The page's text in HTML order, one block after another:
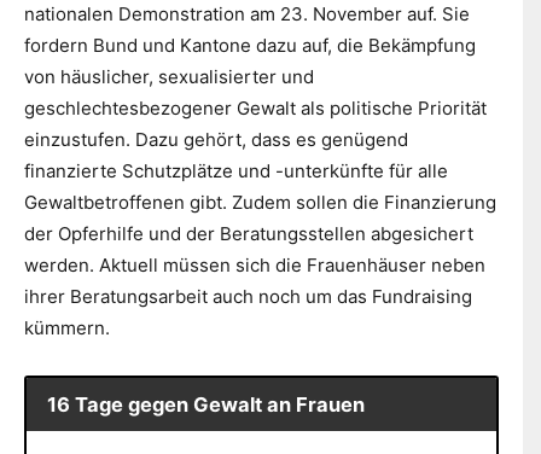
nationalen Demonstration am 23. November auf. Sie
fordern Bund und Kantone dazu auf, die Bekämpfung
von häuslicher, sexualisierter und
geschlechtesbezogener Gewalt als politische Priorität
einzustufen. Dazu gehört, dass es genügend
finanzierte Schutzplätze und -unterkünfte für alle
Gewaltbetroffenen gibt. Zudem sollen die Finanzierung
der Opferhilfe und der Beratungsstellen abgesichert
werden. Aktuell müssen sich die Frauenhäuser neben
ihrer Beratungsarbeit auch noch um das Fundraising
kümmern.
16 Tage gegen Gewalt an Frauen